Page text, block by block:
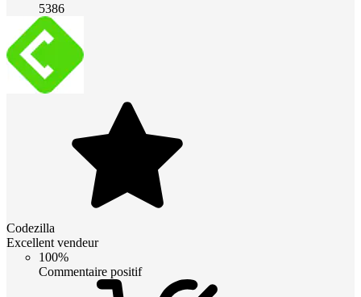
5386
Codezilla
Excellent vendeur
100%
Commentaire positif